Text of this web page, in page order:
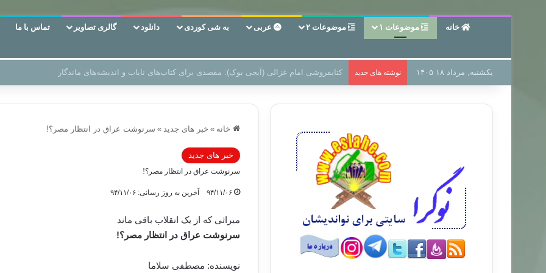
خانه موضوعات ۱ موضوعات ۲ عربی به شی کوردی دانلود گالری تصاویر تماس با ما
یکشنبه, مرداد ۱۸ ۱۴۰۵ نوشته های جدید سر دفتر فساد در زمین‌، دوری وکناره‌گیری از راه خداست‌!
خانه » خبر های جدید » سرنوشت عراق در انتظار مصر؟!
خبر های جدید
سرنوشت عراق در انتظار مصر؟!
۹۴/۱۱/۰۶ آخرین به روز رسانی: ۹۴/۱۱/۰۶
میراثی که از یک انقلاب باقی ماند
سرنوشت عراق در انتظار مصر؟!
نویسنده: مصطفی سلاما